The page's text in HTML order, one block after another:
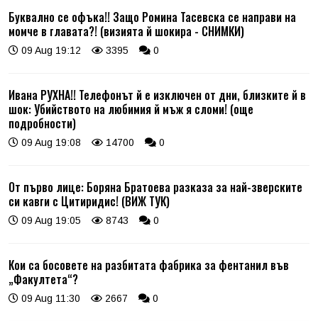
Буквално се офъка!! Защо Ромина Тасевска се направи на
момче в главата?! (визията й шокира - СНИМКИ)
09 Aug 19:12 3395 0
Ивана РУХНА!! Телефонът й е изключен от дни, близките й в
шок: Убийството на любимия й мъж я сломи! (още
подробности)
09 Aug 19:08 14700 0
От първо лице: Боряна Братоева разказа за най-зверските
си кавги с Цитиридис! (ВИЖ ТУК)
09 Aug 19:05 8743 0
Кои са босовете на разбитата фабрика за фентанил във
„Факултета“?
09 Aug 11:30 2667 0